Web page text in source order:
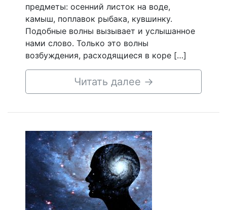
предметы: осенний листок на воде,
камыш, поплавок рыбака, кувшинку.
Подобные волны вызывает и услышанное
нами слово. Только это волны
возбуждения, расходящиеся в коре […]
Читать далее →